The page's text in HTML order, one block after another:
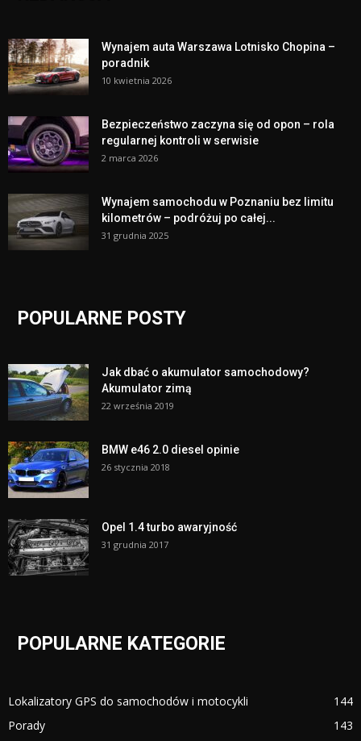
Wynajem auta Warszawa Lotnisko Chopina –
poradnik
10 kwietnia 2026
Bezpieczeństwo zaczyna się od opon – rola
regularnej kontroli w serwisie
2 marca 2026
Wynajem samochodu w Poznaniu bez limitu
kilometrów – podróżuj po całej...
31 grudnia 2025
POPULARNE POSTY
Jak dbać o akumulator samochodowy?
Akumulator zimą
22 września 2019
BMW e46 2.0 diesel opinie
26 stycznia 2018
Opel 1.4 turbo awaryjność
31 grudnia 2017
POPULARNE KATEGORIE
Lokalizatory GPS do samochodów i motocykli
144
Porady
143